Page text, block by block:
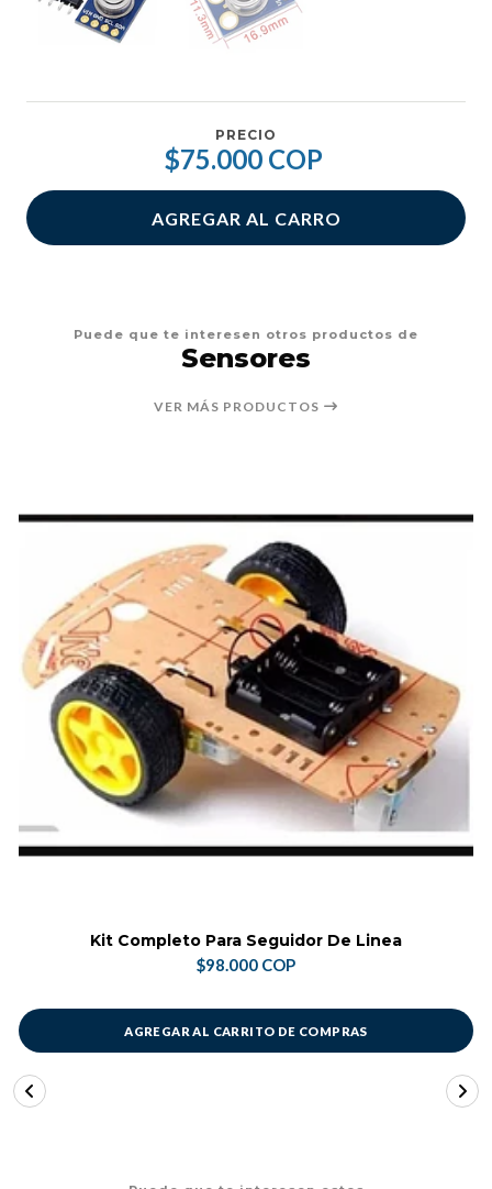
PRECIO
$75.000 COP
AGREGAR AL CARRO
Puede que te interesen otros productos de
Sensores
VER MÁS PRODUCTOS
Kit Completo Para Seguidor De Linea
$98.000 COP
AGREGAR AL CARRITO DE COMPRAS